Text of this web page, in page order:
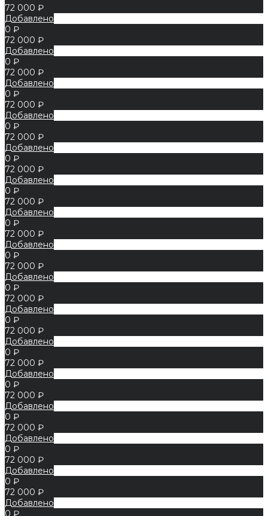
72 000 ₽
Добавлено
0 ₽
72 000 ₽
Добавлено
0 ₽
72 000 ₽
Добавлено
0 ₽
72 000 ₽
Добавлено
0 ₽
72 000 ₽
Добавлено
0 ₽
72 000 ₽
Добавлено
0 ₽
72 000 ₽
Добавлено
0 ₽
72 000 ₽
Добавлено
0 ₽
72 000 ₽
Добавлено
0 ₽
72 000 ₽
Добавлено
0 ₽
72 000 ₽
Добавлено
0 ₽
72 000 ₽
Добавлено
0 ₽
72 000 ₽
Добавлено
0 ₽
72 000 ₽
Добавлено
0 ₽
72 000 ₽
Добавлено
0 ₽
72 000 ₽
Добавлено
0 ₽